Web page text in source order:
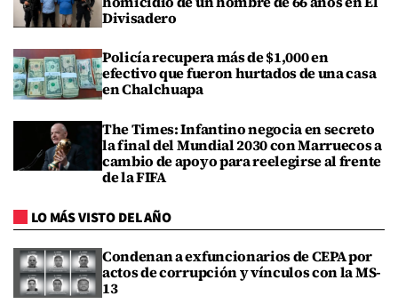
Divisadero
Policía recupera más de $1,000 en
efectivo que fueron hurtados de una casa
en Chalchuapa
The Times: Infantino negocia en secreto
la final del Mundial 2030 con Marruecos a
cambio de apoyo para reelegirse al frente
de la FIFA
LO MÁS VISTO DEL AÑO
Condenan a exfuncionarios de CEPA por
actos de corrupción y vínculos con la MS-
13